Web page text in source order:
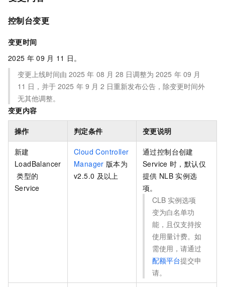
控制台变更
变更时间
2025 年 09 月 11 日。
变更上线时间由 2025 年 08 月 28 日调整为 2025 年 09 月
11 日，并于 2025 年 9 月 2 日重新发布公告，除变更时间外
无其他调整。
变更内容
操作 判定条件 变更说明
新建
LoadBalancer
类型的
Service
Cloud Controller
Manager 版本为
v2.5.0 及以上
通过控制台创建
Service 时，默认仅
提供 NLB 实例选
项。
CLB 实例选项
变为白名单功
能，且仅支持按
使用量计费。如
需使用，请通过
配额平台提交申
请。